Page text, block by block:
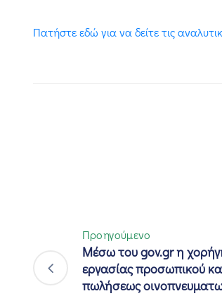
Πατήστε εδώ για να δείτε τις
Προηγούμενο
Μέσω του gov.gr η
εργασίας προσωπικού
πωλήσεως